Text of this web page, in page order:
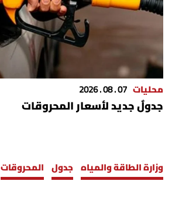
محليات 07 . 08 . 2026
جدولٌ جديد لأسعار المحروقات
وزارة الطاقة والمياه جدول المحروقات